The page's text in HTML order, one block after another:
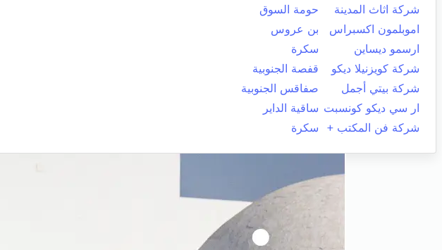
شركة اثاث المدينة
حومة السوق
اموبلمون اكسبراس
بن عروس
ارسمو ديساين
سكرة
شركة كويزنيلا ديكو
قفصة الجنوبية
شركة بيتي أجمل
صفاقس الجنوبية
ار سي ديكو كونسبت ساقية الداير
شركة فن المكتب +
سكرة